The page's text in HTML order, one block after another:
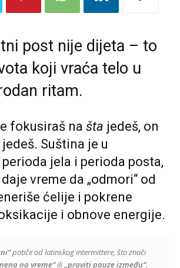
post nije dijeta – to
koji vraća telo u
ritam.
fokusiraš na šta jedeš, on
jedeš. Suština je u
jela i perioda posta,
vreme da „odmori“ od
ćelije i pokrene
i obnove energije.
potiče od latinskogintermittere, što znači
na vreme“ili„praviti pauze između“.